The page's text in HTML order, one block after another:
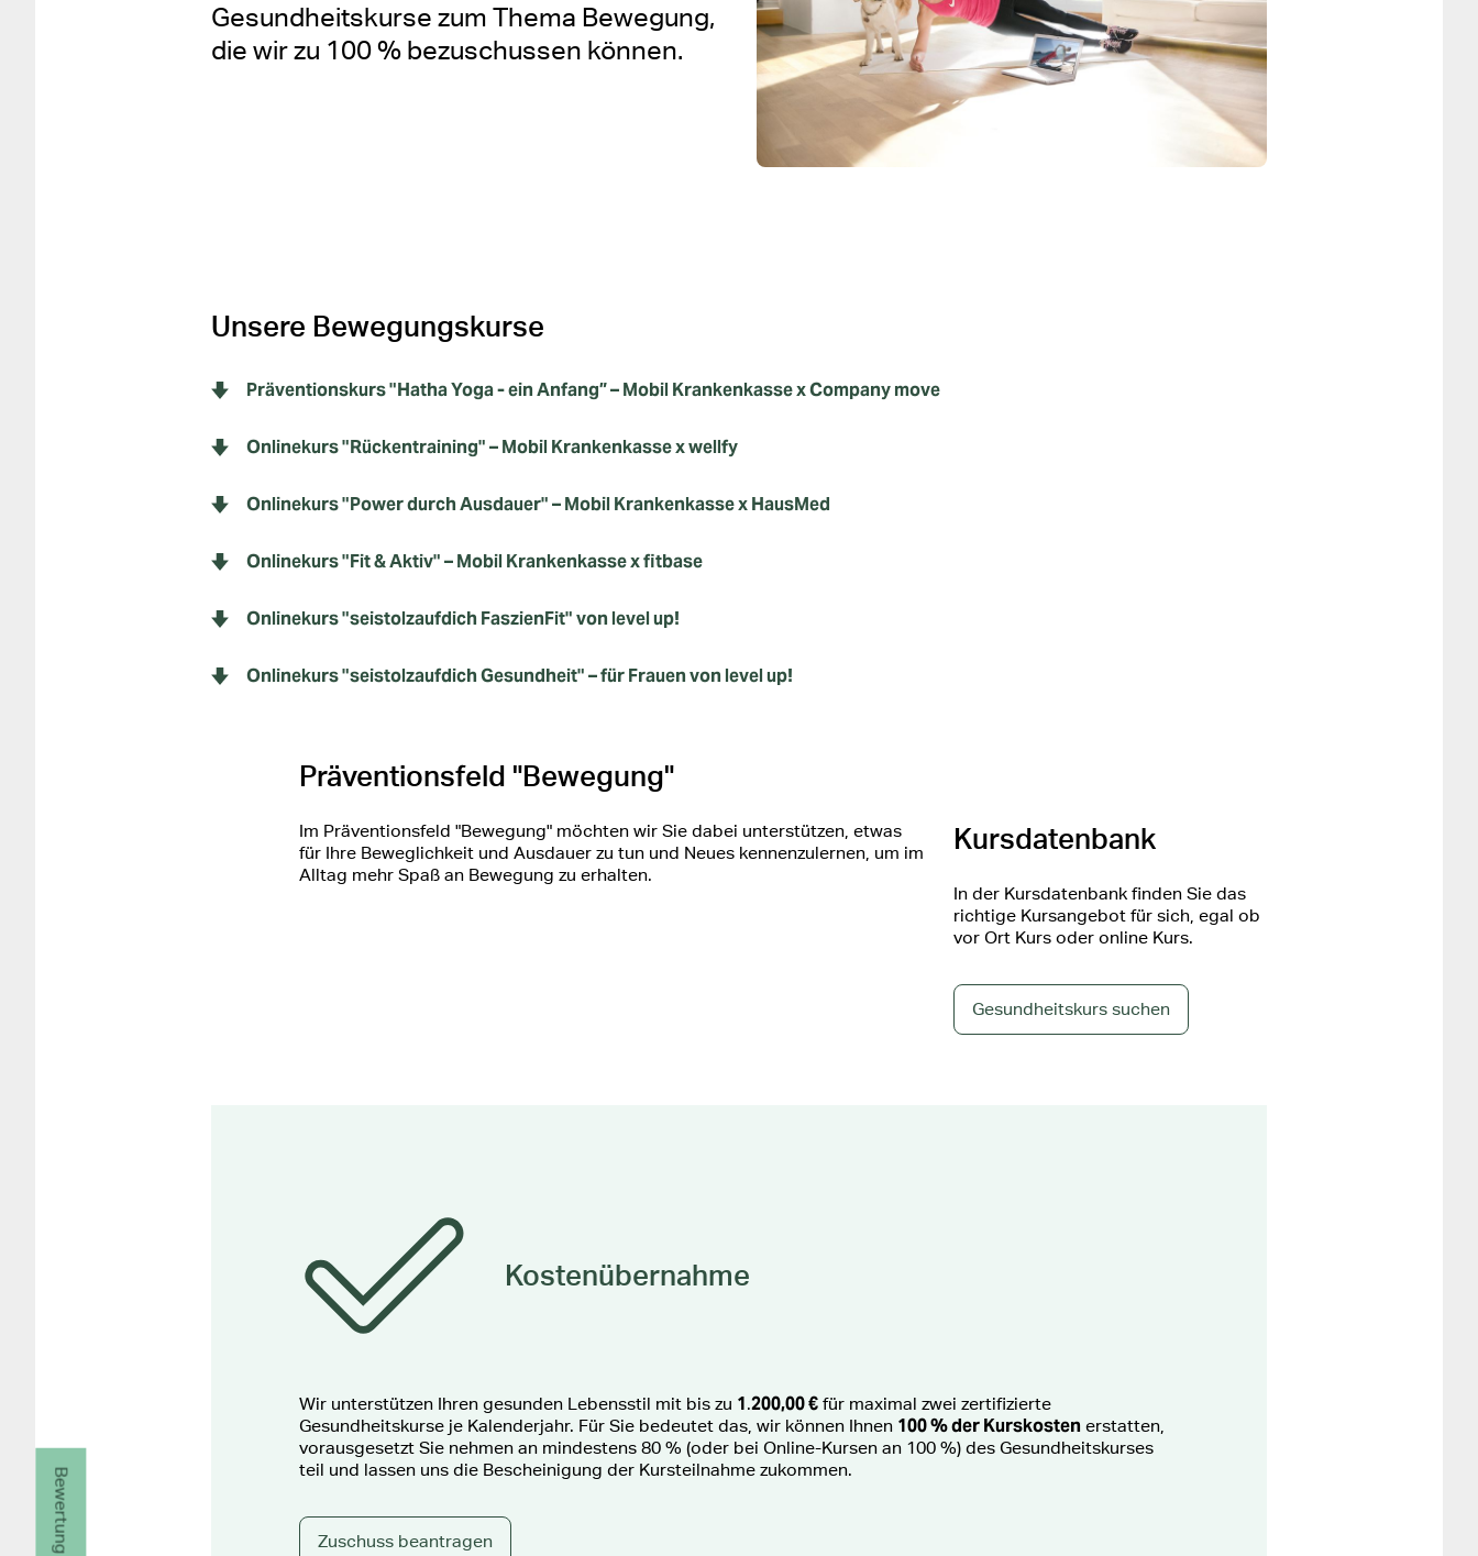
Gesundheitskurse zum Thema Bewegung,
die wir zu 100 % bezuschussen können.
Unsere Bewegungskurse
Präventionskurs "Hatha Yoga - ein Anfang” – Mobil Krankenkasse x Company move
Onlinekurs "Rückentraining" – Mobil Krankenkasse x wellfy
Onlinekurs "Power durch Ausdauer" – Mobil Krankenkasse x HausMed
Onlinekurs "Fit & Aktiv" – Mobil Krankenkasse x fitbase
Onlinekurs "seistolzaufdich FaszienFit" von level up!
Onlinekurs "seistolzaufdich Gesundheit" – für Frauen von level up!
Präventionsfeld "Bewegung"
Im Präventionsfeld "Bewegung" möchten wir Sie dabei unterstützen, etwas
für Ihre Beweglichkeit und Ausdauer zu tun und Neues kennenzulernen, um im
Alltag mehr Spaß an Bewegung zu erhalten.
Kursdatenbank
In der Kursdatenbank finden Sie das
richtige Kursangebot für sich, egal ob
vor Ort Kurs oder online Kurs.
Gesundheitskurs suchen
Kostenübernahme
Wir unterstützen Ihren gesunden Lebensstil mit bis zu 1.200,00 € für maximal zwei zertifizierte
Gesundheitskurse je Kalenderjahr. Für Sie bedeutet das, wir können Ihnen 100 % der Kurskosten erstatten,
vorausgesetzt Sie nehmen an mindestens 80 % (oder bei Online-Kursen an 100 %) des Gesundheitskurses
teil und lassen uns die Bescheinigung der Kursteilnahme zukommen.
Zuschuss beantragen
Bewertung